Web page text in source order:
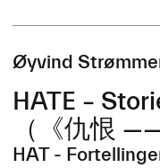
Ø​yvind
HATE ​–
（《仇恨
HAT -